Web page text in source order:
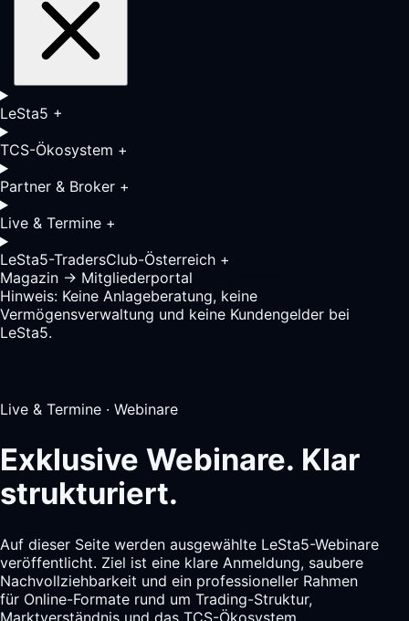
LeSta5 +
TCS-Ökosystem +
Partner & Broker +
Live & Termine +
LeSta5-TradersClub-Österreich +
Magazin → Mitgliederportal
Hinweis: Keine Anlageberatung, keine
Vermögensverwaltung und keine Kundengelder bei
LeSta5.
Live & Termine · Webinare
Exklusive Webinare. Klar
strukturiert.
Auf dieser Seite werden ausgewählte LeSta5-Webinare
veröffentlicht. Ziel ist eine klare Anmeldung, saubere
Nachvollziehbarkeit und ein professioneller Rahmen
für Online-Formate rund um Trading-Struktur,